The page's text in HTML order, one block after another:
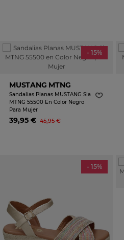
- 15%
MUSTANG MTNG
Sandalias Planas MUSTANG Sia
MTNG 55500 En Color Negro
Para Mujer
39,95 € 45,95 €
- 15%